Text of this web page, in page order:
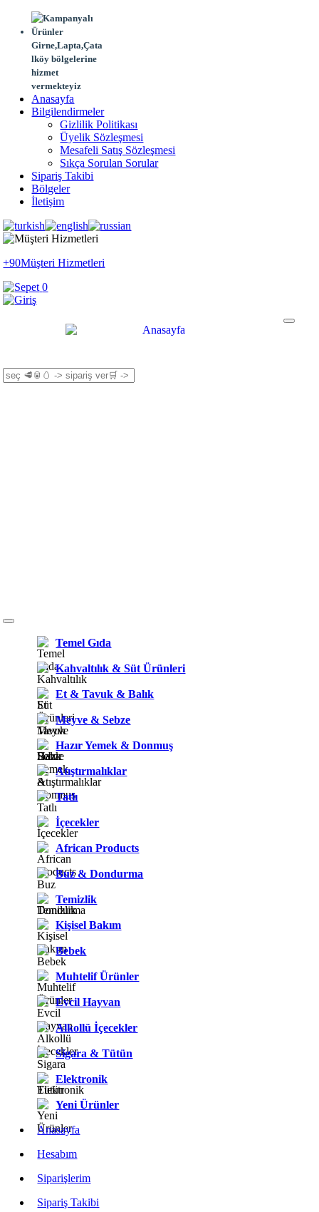
Girne,Lapta,Çata
lköy bölgelerine
hizmet
vermekteyiz
Anasayfa
Bilgilendirmeler
Gizlilik Politikası
Üyelik Sözleşmesi
Mesafeli Satış Sözleşmesi
Sıkça Sorulan Sorular
Sipariş Takibi
Bölgeler
İletişim
+90Müşteri Hizmetleri
0
Temel Gıda
Kahvaltılık & Süt Ürünleri
Et & Tavuk & Balık
Meyve & Sebze
Hazır Yemek & Donmuş
Atıştırmalıklar
Tatlı
İçecekler
African Products
Buz & Dondurma
Temizlik
Kişisel Bakım
Bebek
Muhtelif Ürünler
Evcil Hayvan
Alkollü İçecekler
Sigara & Tütün
Elektronik
Yeni Ürünler
Anasayfa
Hesabım
Siparişlerim
Sipariş Takibi